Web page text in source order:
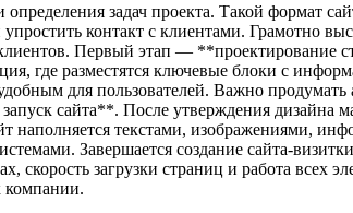
задач проекта. Такой формат
контакт с клиентами. Грамотно
Первый этап — **проектирование
где разместятся ключевые блоки с
для пользователей. Важно продумать
сайта**. После утверждения дизайна
текстами, изображениями,
Завершается создание сайта-
скорость загрузки страниц и работа
компании.